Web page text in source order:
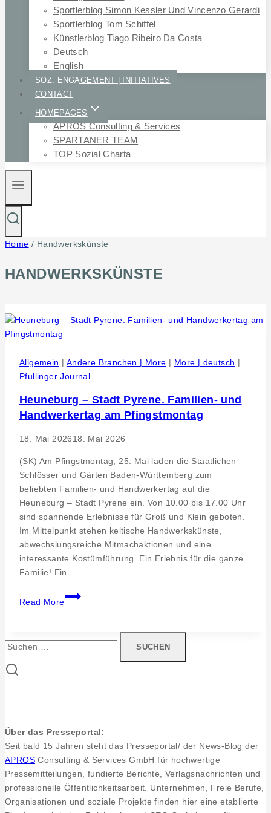
Sportlerblog Simon Kessler Und Vincenzo Gerardi
Sportlerblog Tom Schiffel
Künstlerblog Tiago Ribeiro Da Costa
Deutsch
English
SOZ. ENGAGEMENT | INITIATIVES
CONTACT
HOMEPAGES
APROS Consulting & Services
SPARTANER TEAM
TOP Sozial Charta
Home / Handwerkskünste
HANDWERKSKÜNSTE
Allgemein | Andere Branchen | More | More | deutsch |
Pfullinger Journal
Heuneburg – Stadt Pyrene. Familien- und
Handwerkertag am Pfingstmontag
18. Mai 202618. Mai 2026
(SK) Am Pfingstmontag, 25. Mai laden die Staatlichen
Schlösser und Gärten Baden-Württemberg zum
beliebten Familien- und Handwerkertag auf die
Heuneburg – Stadt Pyrene ein. Von 10.00 bis 17.00 Uhr
sind spannende Erlebnisse für Groß und Klein geboten.
Im Mittelpunkt stehen keltische Handwerkskünste,
abwechslungsreiche Mitmachaktionen und eine
interessante Kostümführung. Ein Erlebnis für die ganze
Familie! Ein…
Read More
Heuneburg
–
Suchen
nach:
Über das Presseportal:
Seit bald 15 Jahren steht das Presseportal/ der News-Blog der
APROS Consulting & Services GmbH für hochwertige
Pressemitteilungen, fundierte Berichte, Verlagsnachrichten und
professionelle Öffentlichkeitsarbeit. Unternehmen, Freie Berufe,
Organisationen und soziale Projekte finden hier eine etablierte